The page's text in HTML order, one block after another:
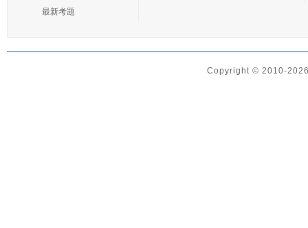
最新考題
Copyright © 2010-